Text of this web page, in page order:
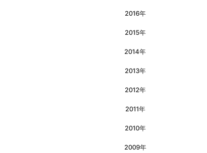
2016年
2015年
2014年
2013年
2012年
2011年
2010年
2009年